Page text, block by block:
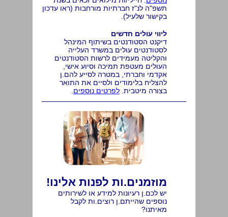
תשפ"ה לנ"ז חברתיות מורחבות (ראו עדכון
בקישור שלעיל).
ליווי עולים חדשים
דיקנט הסטודנטים בשיתוף המינהל
לסטודנטים עולים במשרד העלייה
והקליטה מעמידים לרשות הסטודנטים
העולים מעטפת תמיכה וסיוע אישי,
אקדמי וחברתי, במטרה לסייע להם.ן
להצליח בלימודים ולסיים את התואר
בצורה מיטבית. לפרטים נוספים
מוזמנים.ות לפנות אלינו!
יש לכם.ן רעיונות למידע או לשירותים
נוספים שהייתם.ן רוצים.ות לקבל
מאיתנו?